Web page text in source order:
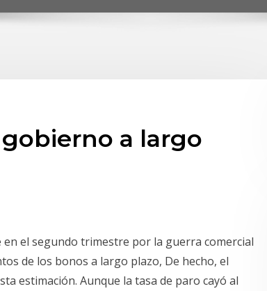
a largo
en el segundo trimestre por la guerra comercial
de los bonos a largo plazo, De hecho, el
estimación. Aunque la tasa de paro cayó al